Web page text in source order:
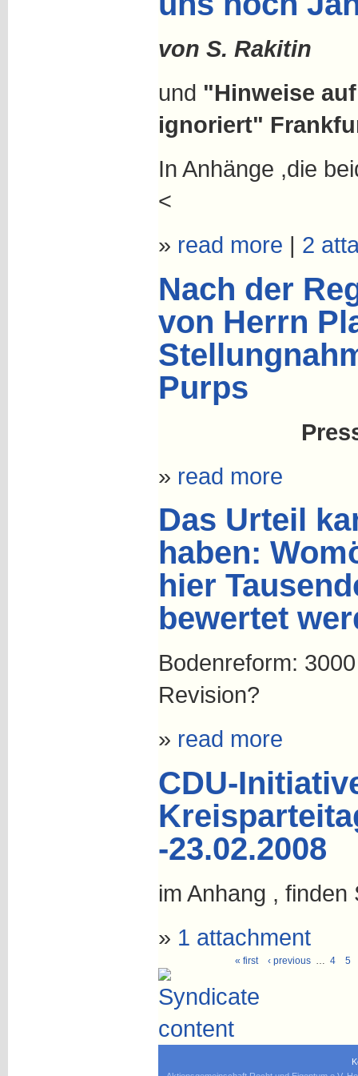
von S. Rakitin
und "Hinweise
ignoriert"
In Anhänge ,die
<
» read more | 2
Nach der
von Herrn
Purps
» read more
Das Urteil
haben:
hier
bewertet
Bodenreform:
Revision?
» read more
CDU-
-23.02.2008
im Anhang , finden
» 1 attachment
« first ‹ previous … 4 5